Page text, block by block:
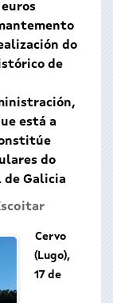
do
de
está a
do
Galicia
Cervo
(Lugo),
17 de